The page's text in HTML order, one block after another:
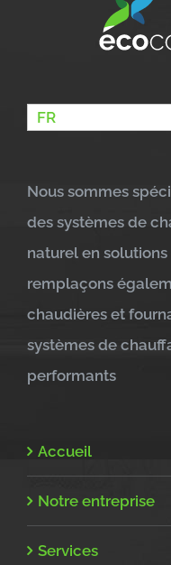
FR
Nous sommes
des systèmes de
naturel en
remplaçons
chaudières et
systèmes de
performants
Accueil
Notre entreprise
Services